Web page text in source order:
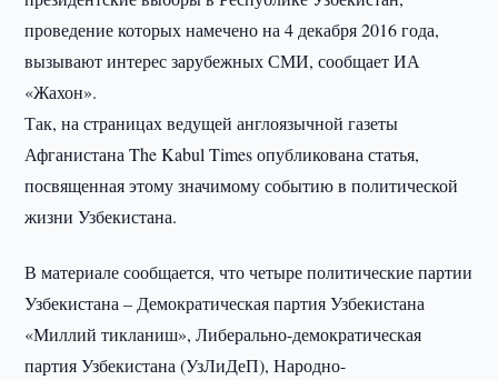
проведение которых намечено на 4 декабря 2016 года,
вызывают интерес зарубежных СМИ, сообщает ИА
«Жахон».
Так, на страницах ведущей англоязычной газеты
Афганистана The Kabul Times опубликована статья,
посвященная этому значимому событию в политической
жизни Узбекистана.
В материале сообщается, что четыре политические партии
Узбекистана – Демократическая партия Узбекистана
«Миллий тикланиш», Либерально-демократическая
партия Узбекистана (УзЛиДеП), Народно-